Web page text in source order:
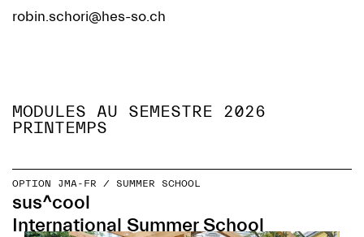
robin.schori@hes-so.ch
MODULES AU SEMESTRE 2026
PRINTEMPS
OPTION JMA-FR / SUMMER SCHOOL
sus^cool
International Summer School